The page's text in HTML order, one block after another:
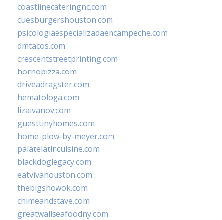
coastlinecateringnc.com
cuesburgershouston.com
psicologiaespecializadaencampeche.com
dmtacos.com
crescentstreetprinting.com
hornopizza.com
driveadragster.com
hematologa.com
lizaivanov.com
guesttinyhomes.com
home-plow-by-meyer.com
palatelatincuisine.com
blackdoglegacy.com
eatvivahouston.com
thebigshowok.com
chimeandstave.com
greatwallseafoodny.com